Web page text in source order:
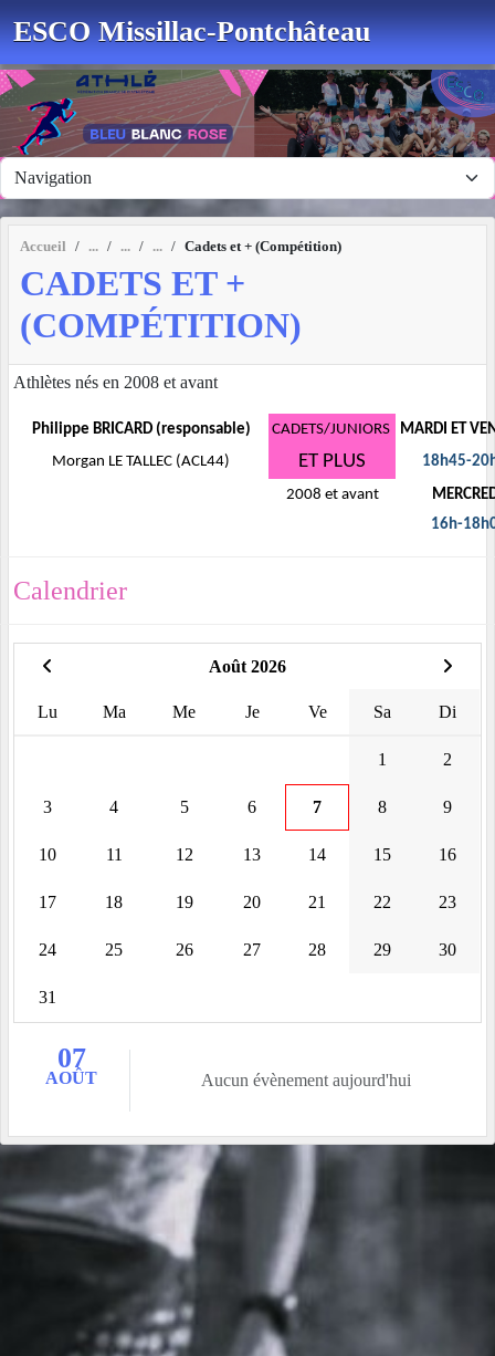
ESCO Missillac-Pontchâteau
Accueil Cadets et + (Compétition)
CADETS ET +
(COMPÉTITION)
Athlètes nés en 2008 et avant
Philippe BRICARD (responsable) CADETS/JUNIORS
MARDI ET
Morgan LE TALLEC (ACL44)
ET PLUS
18h45-
2008 et avant
16h-
Calendrier
Août 2026
Lu Ma Me Je Ve Sa Di
1 2
3 4 5 6 7 8 9
10 11 12 13 14 15 16
17 18 19 20 21 22 23
24 25 26 27 28 29 30
31
07
AOÛT Aucun évènement aujourd'hui